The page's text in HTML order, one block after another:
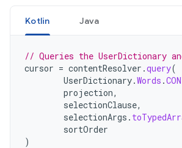
Kotlin Java
// Queries the UserDictionary
cursor = contentResolver .query(
UserDictionary.Words .
projection,
selectionClause,
selectionArgs .
sortOrder
)